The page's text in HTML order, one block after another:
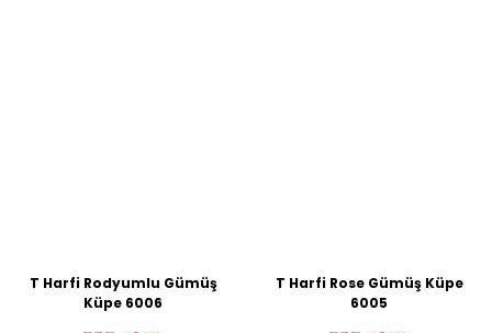
T Harfi Rodyumlu Gümüş
Küpe 6006
T Harfi Rose Gümüş Küpe
6005